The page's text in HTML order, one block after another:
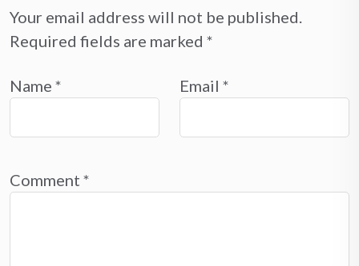
Your email address will not be published.
Required fields are marked *
Name * Email *
Comment *